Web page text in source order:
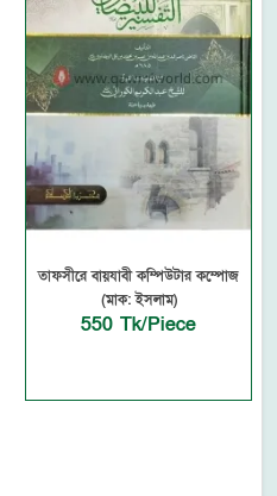
তাফসীরে বায়যাবী কম্পিউটার কম্পোজ
(মাক: ইসলাম)
550 Tk/Piece